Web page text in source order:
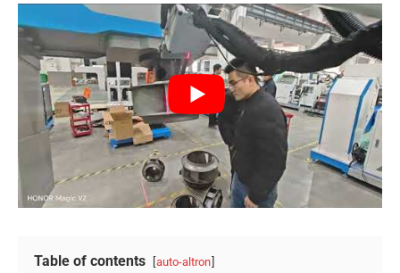
Table of contents auto-altron